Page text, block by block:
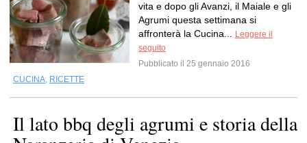
vita e dopo gli Avanzi, il Maiale e gli
Agrumi questa settimana si
affronterà la Cucina...
Leggere il
seguito
Pubblicato il 25 gennaio 2016
CUCINA, RICETTE
Il lato bbq degli agrumi e storia della